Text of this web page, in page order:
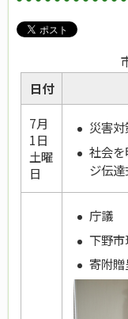
日付
7月
1日
土曜
日
災害
社会
ジ伝達
庁議
下野
寄附贈